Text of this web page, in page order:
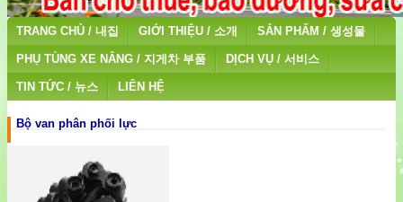
TRANG CHỦ / 내집 GIỚI THIỆU / 소개 SẢN PHẨM / 생성물
PHỤ TÙNG XE NÂNG / 지게차 부품 DỊCH VỤ / 서비스
TIN TỨC / 뉴스 LIÊN HỆ
Bộ van phân phối lực